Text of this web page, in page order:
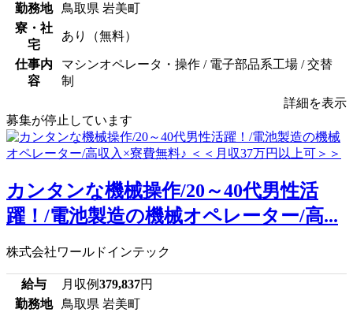
勤務地
鳥取県 岩美町
寮・社
宅
あり（無料）
仕事内
容
マシンオペレータ・操作 / 電子部品系工場 / 交替
制
詳細を表示
募集が停止しています
カンタンな機械操作/20～40代男性活
躍！/電池製造の機械オペレーター/高...
株式会社ワールドインテック
給与 月収例379,837円
勤務地
鳥取県 岩美町